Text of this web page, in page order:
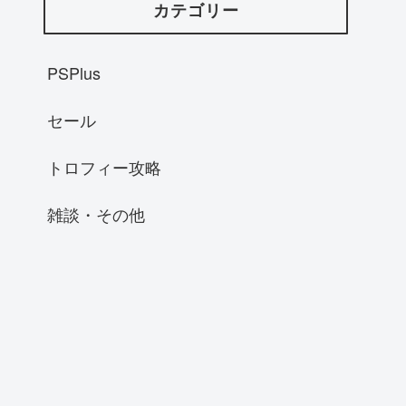
カテゴリー
PSPlus
セール
トロフィー攻略
雑談・その他